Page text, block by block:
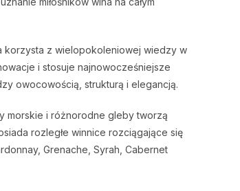
korzysta z wielopokoleniowej wiedzy w
i stosuje najnowocześniejsze
owocowością, strukturą i elegancją.
morskie i różnorodne gleby tworzą
rozległe winnice rozciągające się
Grenache, Syrah, Cabernet